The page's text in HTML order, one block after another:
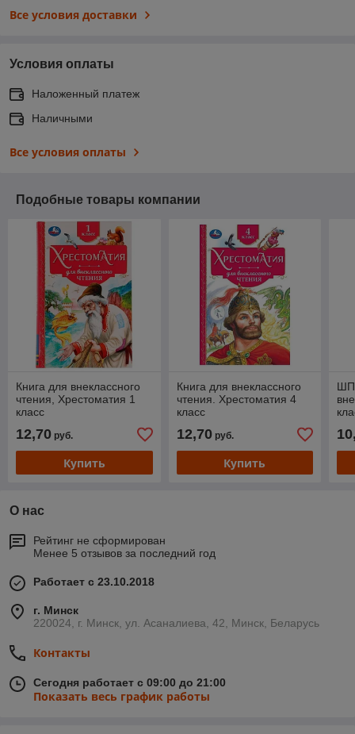
Все условия доставки
Условия оплаты
Наложенный платеж
Наличными
Все условия оплаты
Подобные товары компании
Книга для внеклассного
чтения, Хрестоматия 1
класс
12,70 руб.
Купить
Книга для внеклассного
чтения. Хрестоматия 4
класс
12,70руб.
Купить
О нас
Рейтинг не сформирован
Менее 5 отзывов за последний год
Работает с 23.10.2018
г. Минск
220024, г. Минск, ул. Асаналиева, 42, Минск, Беларусь
Контакты
Сегодня работает с 09:00 до 21:00
Показать весь график работы